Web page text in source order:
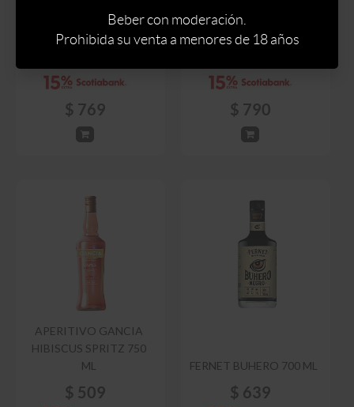
GIN BEEFEATER BLOOD
ORANGE 700 ML
$ 769
LITRO ESTUCHE 2
BOTELLAS
$ 790
APERITIVO GANCIA
HIBISCUS SPRITZ 750
ML
$ 509
FERNET BUHERO 700 ML
$ 639
Beber con moderación.
Prohibida su venta a menores de 18 años